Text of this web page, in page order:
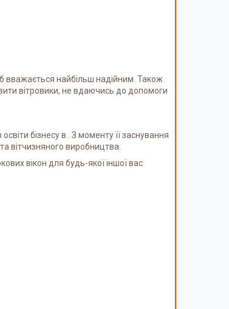
вважається найбільш надійним. Також
вітровики, не вдаючись до допомоги
бізнесу в . З моменту її заснування
вітчизняного виробництва.
вікон для будь-якої іншої вас